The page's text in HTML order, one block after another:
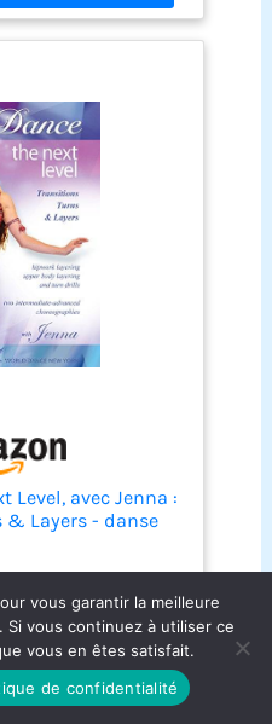
Level, avec Jenna :
& Layers - danse
définies et respectées,
vous garantir la meilleure
vous continuez à utiliser ce
vous en êtes satisfait.
de confidentialité